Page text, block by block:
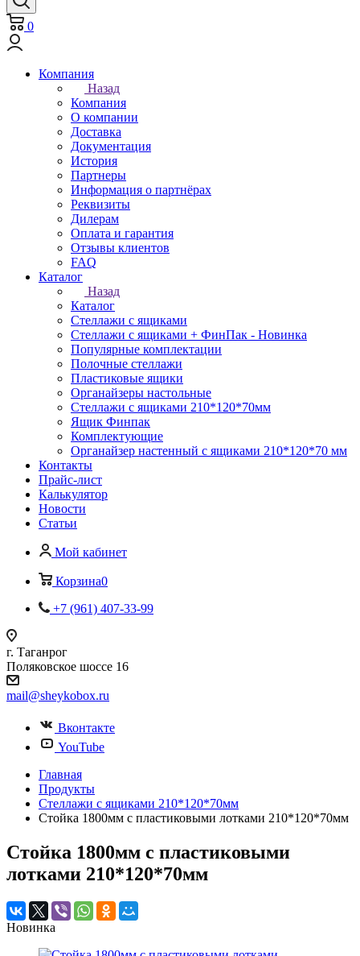
0
Компания
Назад
Компания
О компании
Доставка
Документация
История
Партнеры
Информация о партнёрах
Реквизиты
Дилерам
Оплата и гарантия
Отзывы клиентов
FAQ
Каталог
Назад
Каталог
Стеллажи с ящиками
Стеллажи с ящиками + ФинПак - Новинка
Популярные комплектации
Полочные стеллажи
Пластиковые ящики
Органайзеры настольные
Стеллажи с ящиками 210*120*70мм
Ящик Финпак
Комплектующие
Органайзер настенный с ящиками 210*120*70 мм
Контакты
Прайс-лист
Калькулятор
Новости
Статьи
Мой кабинет
Корзина0
+7 (961) 407-33-99
г. Таганрог
Поляковское шоссе 16
mail@sheykobox.ru
Вконтакте
YouTube
Главная
Продукты
Стеллажи с ящиками 210*120*70мм
Стойка 1800мм с пластиковыми лотками 210*120*70мм
Стойка 1800мм с пластиковыми
лотками 210*120*70мм
Новинка